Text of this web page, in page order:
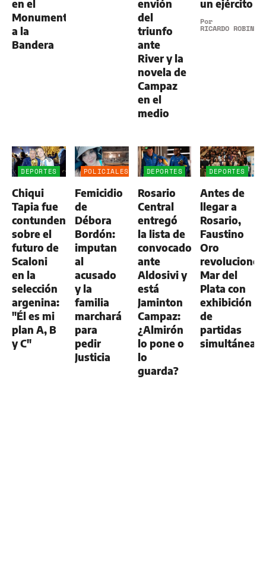
en el
Monumento
a la
Bandera
envión
del
triunfo
ante
River y la
novela de
Campaz
en el
medio
un ejército
Por
RICARDO ROBINS
DEPORTES
Chiqui
Tapia fue
contundente
sobre el
futuro de
Scaloni
en la
selección
argenina:
"Él es mi
plan A, B
y C"
POLICIALES
Femicidio
de
Débora
Bordón:
imputan
al
acusado
y la
familia
marchará
para
pedir
Justicia
DEPORTES
Rosario
Central
entregó
la lista de
convocados
ante
Aldosivi y
está
Jaminton
Campaz:
¿Almirón
lo pone o
lo
guarda?
DEPORTES
Antes de
llegar a
Rosario,
Faustino
Oro
revolucionó
Mar del
Plata con
exhibición
de
partidas
simultáneas